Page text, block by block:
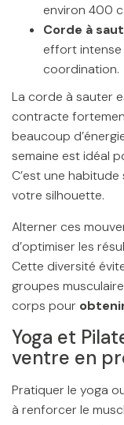
environ 400
Corde à
effort intense
coordination.
La corde à sauter
contracte
beaucoup
semaine est idéal
C’est une
votre silhouette.
Alterner ces
d’optimiser les
Cette diversité
groupes
corps pour
Yoga et
ventre en
Pratiquer le yoga
à renforcer le